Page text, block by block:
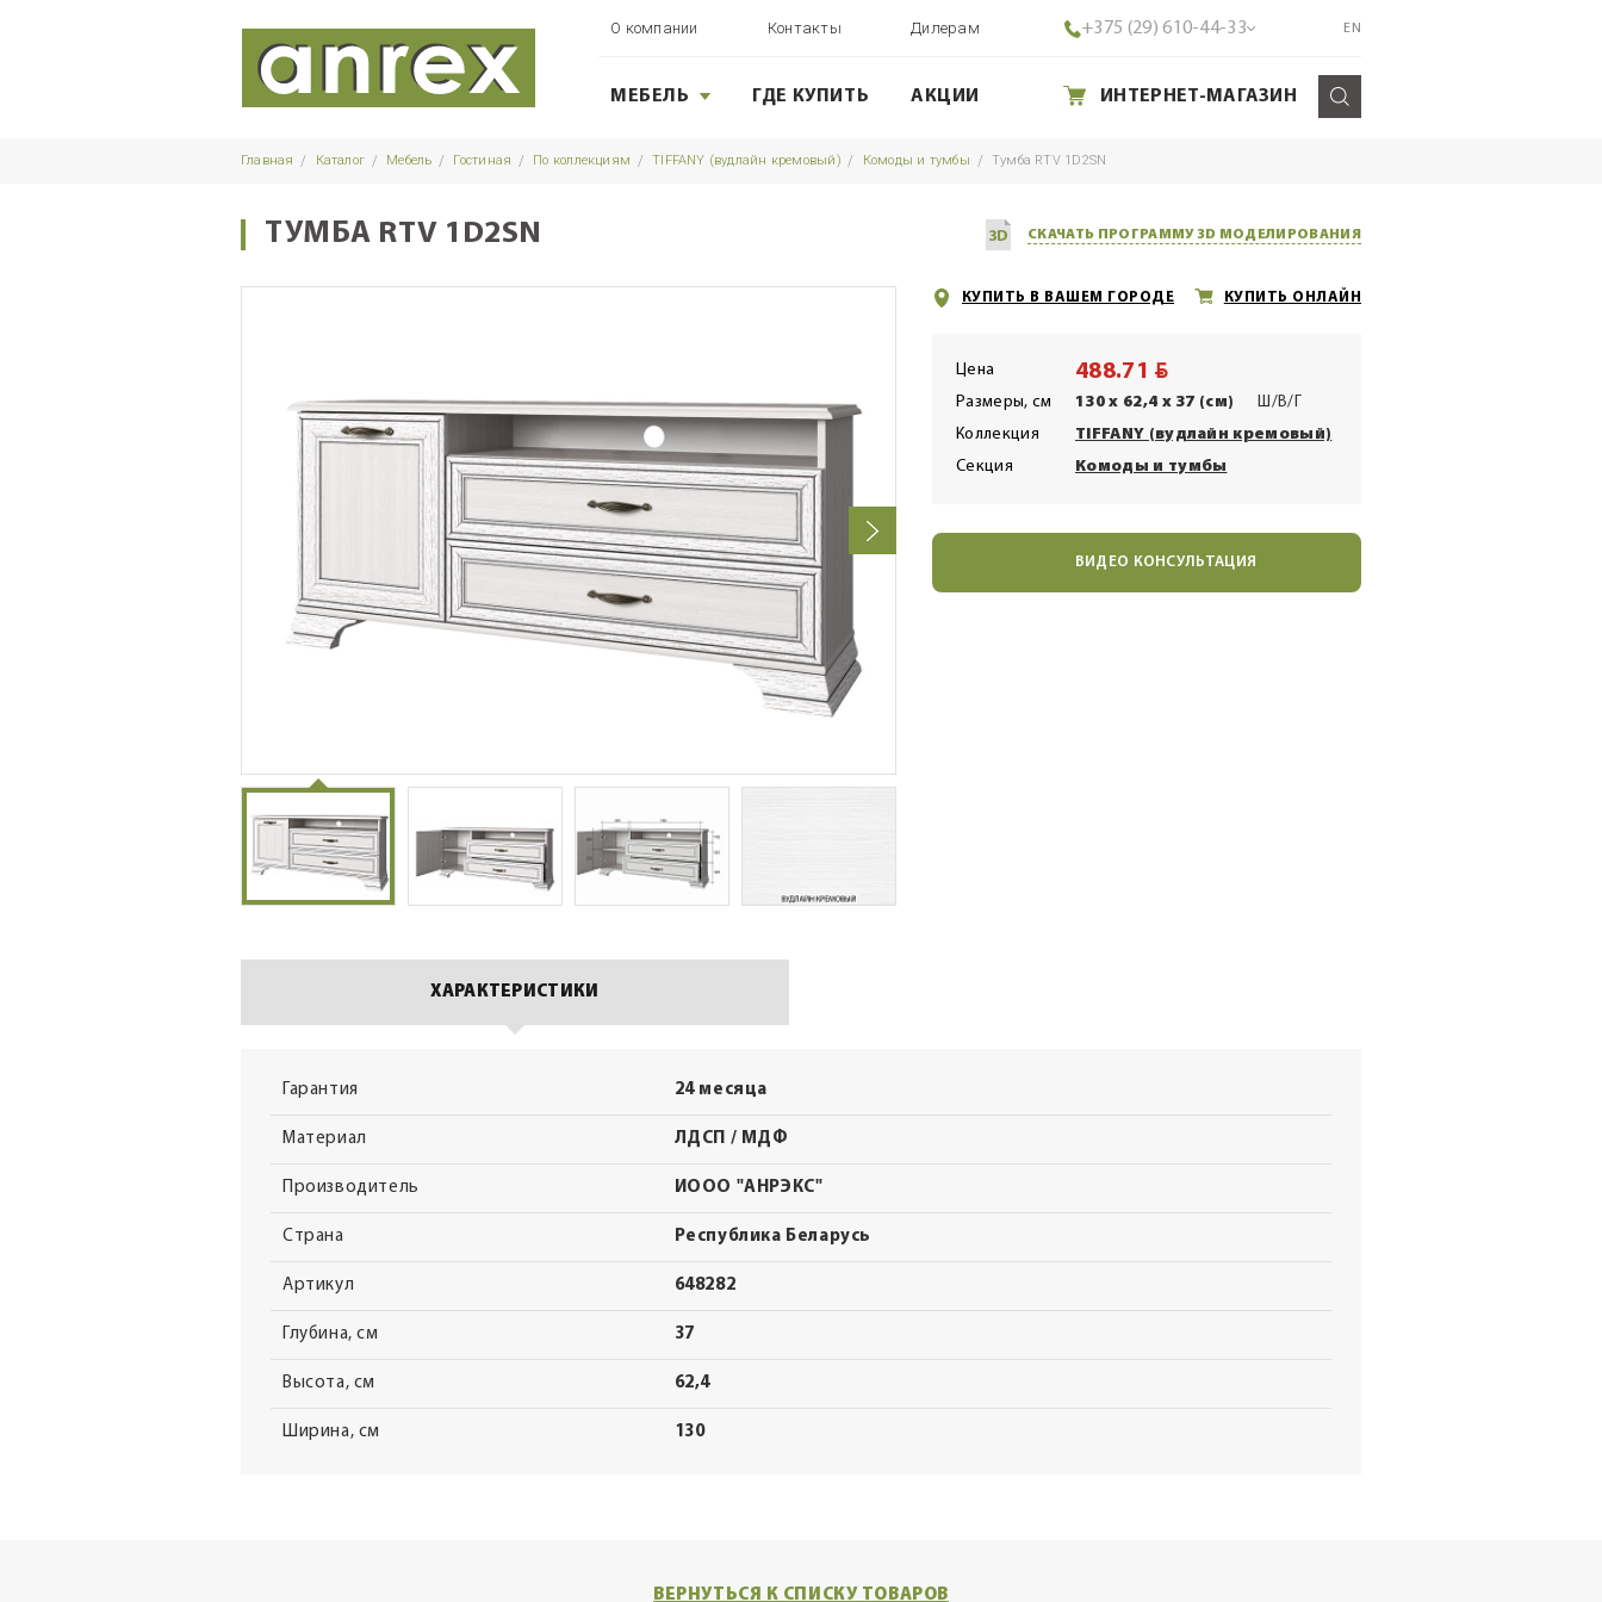
О компании Контакты Дилерам +375 (29) 610-44-33 EN
МЕБЕЛЬ ГДЕ КУПИТЬ АКЦИИ ИНТЕРНЕТ-МАГАЗИН
Главная Каталог Мебель Гостиная По коллекциям TIFFANY (вудлайн кремовый) Комоды и тумбы Тумба RTV 1D2SN
ТУМБА RTV 1D2SN СКАЧАТЬ ПРОГРАММУ 3D МОДЕЛИРОВАНИЯ
КУПИТЬ В ВАШЕМ ГОРОДЕ КУПИТЬ ОНЛАЙН
Цена 488.71 BYN
Размеры, см 130 x 62,4 x 37 (см)
Ш/В/Г
Коллекция
TIFFANY (вудлайн кремовый)
Секция
Комоды и тумбы
ВИДЕО КОНСУЛЬТАЦИЯ
ХАРАКТЕРИСТИКИ
Гарантия 24 месяца
Материал ЛДСП / МДФ
Производитель ИООО "АНРЭКС"
Страна Республика Беларусь
Артикул 648282
Глубина, см 37
Высота, см 62,4
Ширина, см 130
ВЕРНУТЬСЯ К СПИСКУ ТОВАРОВ